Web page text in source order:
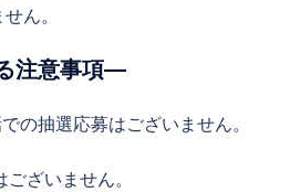
ん。
注意事項―
の抽選応募はございません。
ざいません。